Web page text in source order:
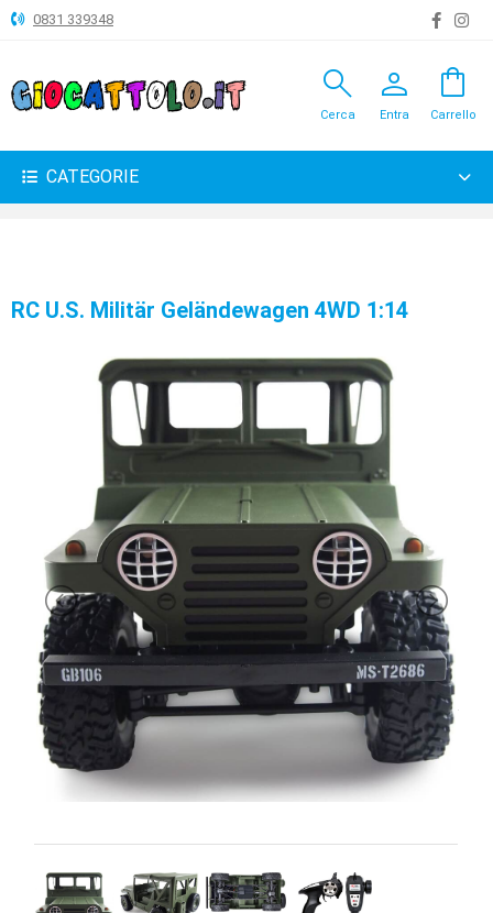
ANIMALI
BAMBOLE
INFANZIA
PUZZLE
SYLVANIAN
FAMILY
VALIGERIA-
BORSETTE
BRAND
0831 339348
search
Cerca
person
Entra
shopping_bag
Carrello
CATEGORIE
RC U.S. Militär Geländewagen 4WD 1:14